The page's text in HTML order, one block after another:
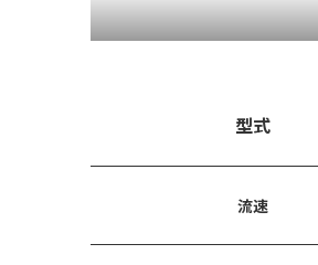
型式
流速